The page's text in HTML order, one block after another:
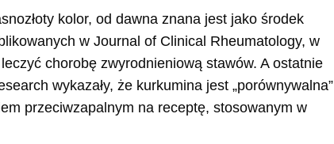
kolor, od dawna znana jest jako środek
w Journal of Clinical Rheumatology, w
chorobę zwyrodnieniową stawów. A ostatnie
wykazały, że kurkumina jest „porównywalna”
przeciwzapalnym na receptę, stosowanym w